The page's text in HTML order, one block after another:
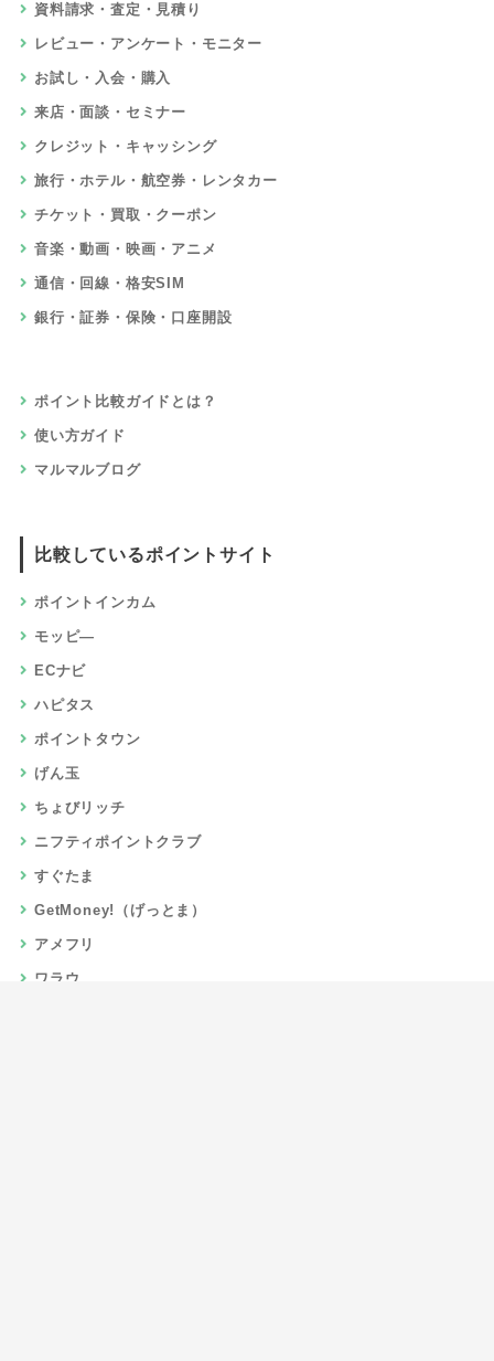
資料請求・査定・見積り
レビュー・アンケート・モニター
お試し・入会・購入
来店・面談・セミナー
クレジット・キャッシング
旅行・ホテル・航空券・レンタカー
チケット・買取・クーポン
音楽・動画・映画・アニメ
通信・回線・格安SIM
銀行・証券・保険・口座開設
ポイント比較ガイドとは？
使い方ガイド
マルマルブログ
比較しているポイントサイト
ポイントインカム
モッピ―
ECナビ
ハピタス
ポイントタウン
げん玉
ちょびリッチ
ニフティポイントクラブ
すぐたま
GetMoney!（げっとま）
アメフリ
ワラウ